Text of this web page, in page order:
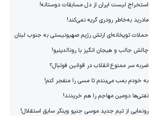
استخراج لیست ایران از دل مسابقات دوستانه!
مادرید به‌خاطر رودری گریه نمی‌کند!
حملات توپخانه‌ای ارتش رژیم صهیونیستی به جنوب لبنان
چالش جالب و هیجان انگیز با رونالدینیو!
ضربه سر ممنوع؛انقلاب در قوانین فوتبال؟
به خودم بمب می‌بندم تا مسی را منفجر کنم!
نفتی‌ها دومین مهاجم را هم خریدند!
رونمایی از تیم جدید موسی جنپو وینگر سابق استقلال!